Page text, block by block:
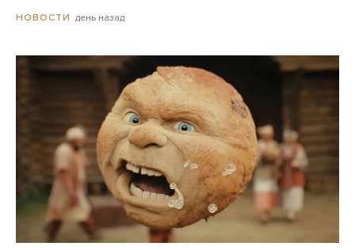
НОВОСТИ день назад